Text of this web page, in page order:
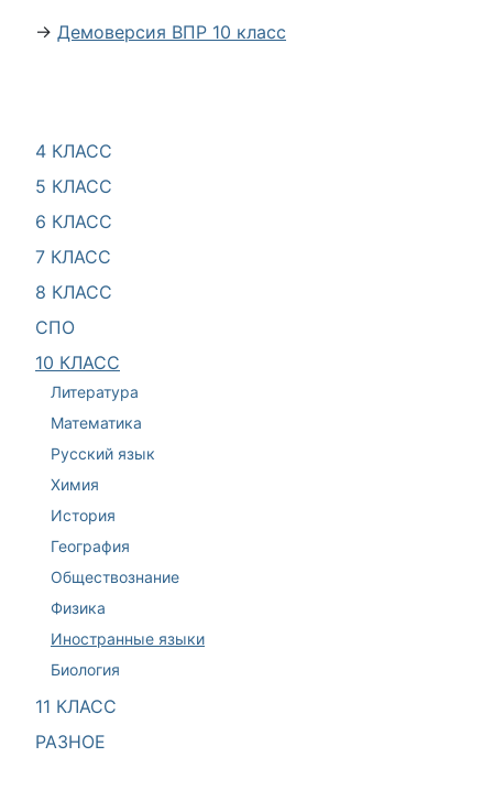
4 КЛАСС
5 КЛАСС
6 КЛАСС
7 КЛАСС
8 КЛАСС
СПО
10 КЛАСС
Литература
Математика
Русский язык
Химия
История
География
Обществознание
Физика
Иностранные языки
Биология
11 КЛАСС
РАЗНОЕ
→ Демоверсия ВПР 10 класс